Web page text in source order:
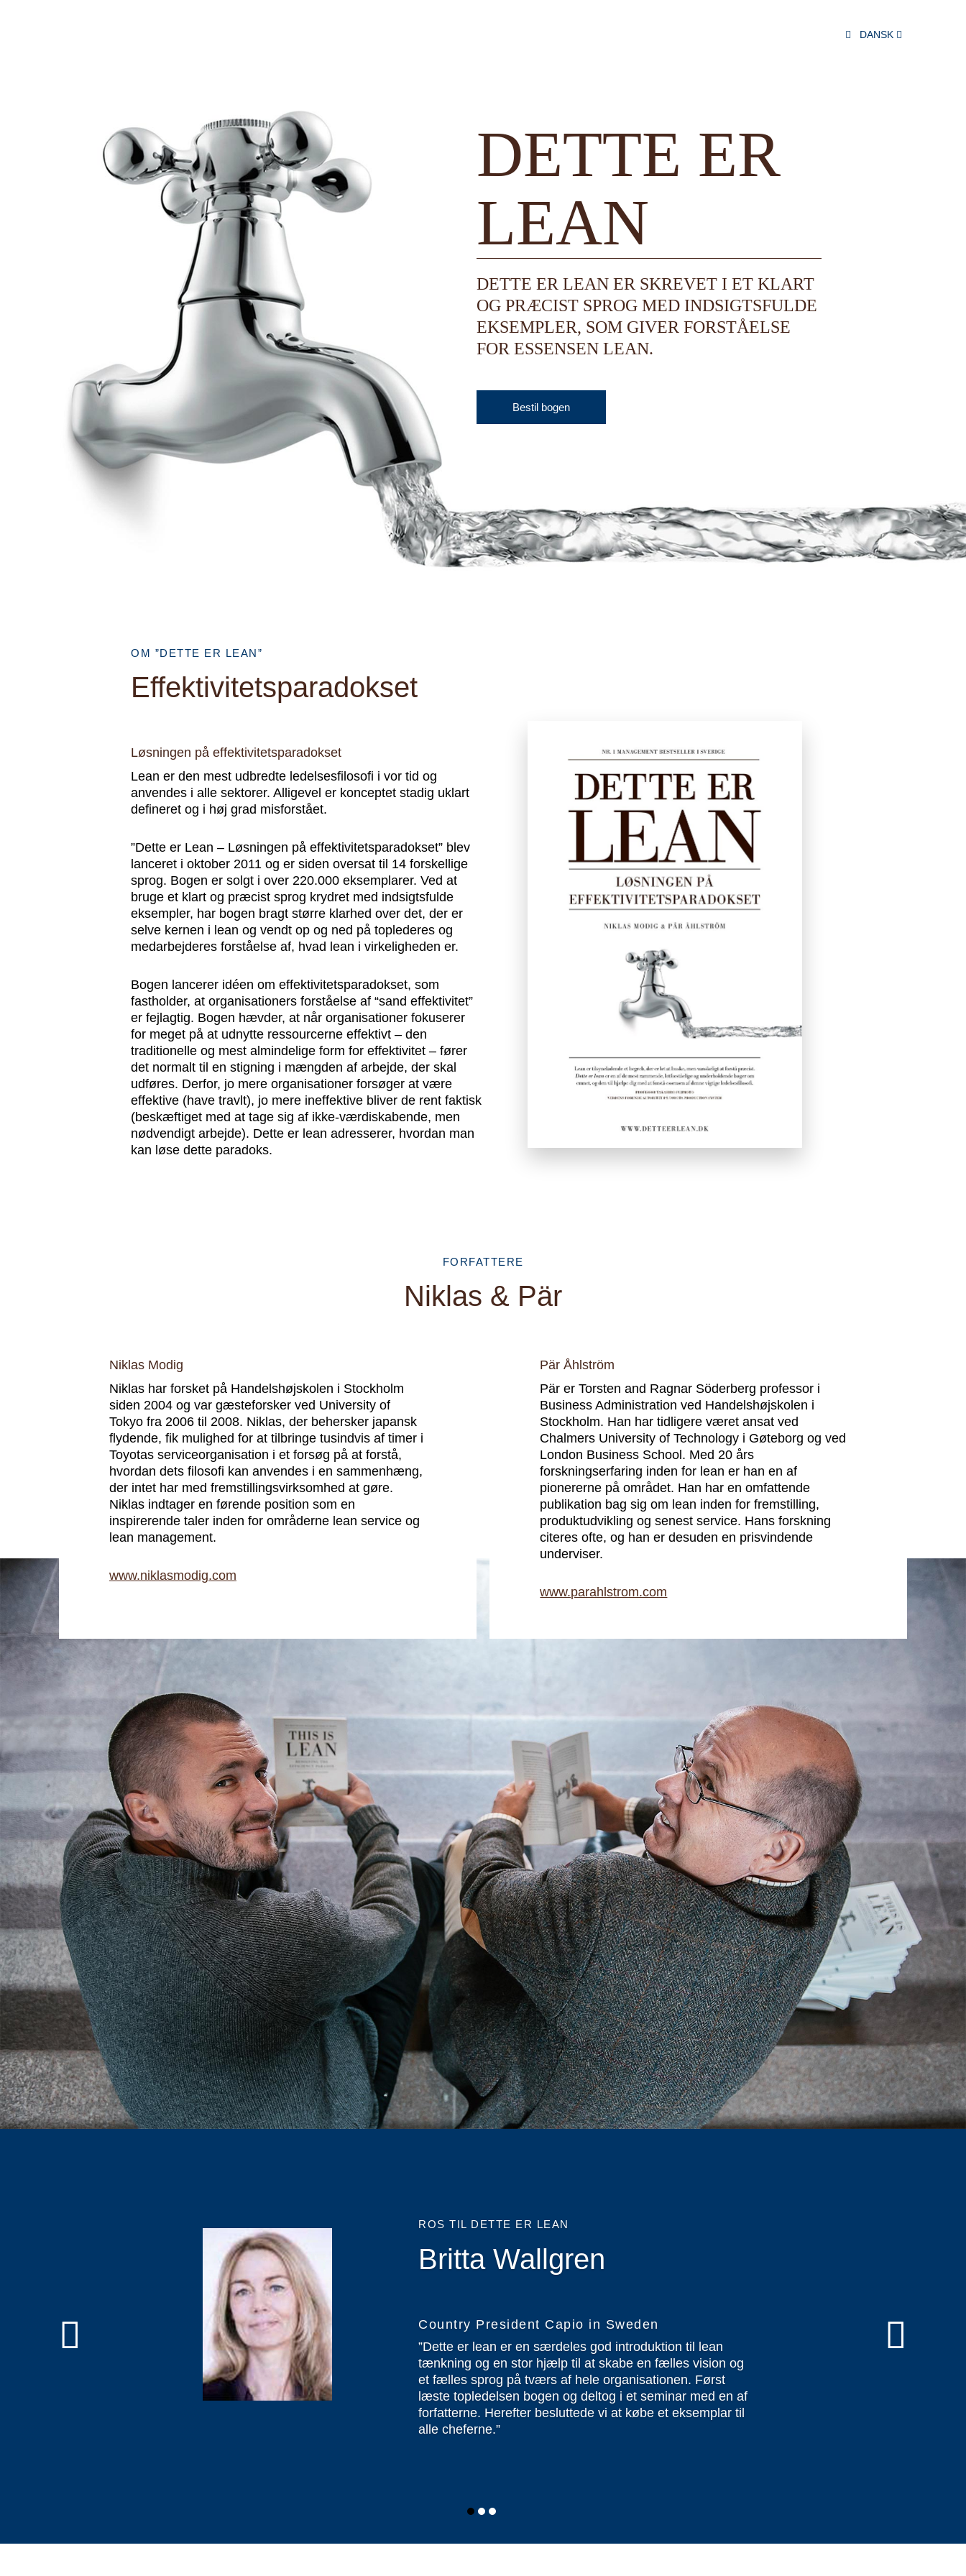
DANSK
DETTE ER
LEAN
DETTE ER LEAN ER SKREVET I ET KLART
OG PRÆCIST SPROG MED INDSIGTSFULDE
EKSEMPLER, SOM GIVER FORSTÅELSE
FOR ESSENSEN LEAN.
Bestil bogen
OM ”DETTE ER LEAN”
Effektivitetsparadokset
Løsningen på effektivitetsparadokset
Lean er den mest udbredte ledelsesfilosofi i vor tid og
anvendes i alle sektorer. Alligevel er konceptet stadig uklart
defineret og i høj grad misforstået.
”Dette er Lean – Løsningen på effektivitetsparadokset” blev
lanceret i oktober 2011 og er siden oversat til 14 forskellige
sprog. Bogen er solgt i over 220.000 eksemplarer. Ved at
bruge et klart og præcist sprog krydret med indsigtsfulde
eksempler, har bogen bragt større klarhed over det, der er
selve kernen i lean og vendt op og ned på toplederes og
medarbejderes forståelse af, hvad lean i virkeligheden er.
Bogen lancerer idéen om effektivitetsparadokset, som
fastholder, at organisationers forståelse af “sand effektivitet”
er fejlagtig. Bogen hævder, at når organisationer fokuserer
for meget på at udnytte ressourcerne effektivt – den
traditionelle og mest almindelige form for effektivitet – fører
det normalt til en stigning i mængden af arbejde, der skal
udføres. Derfor, jo mere organisationer forsøger at være
effektive (have travlt), jo mere ineffektive bliver de rent faktisk
(beskæftiget med at tage sig af ikke-værdiskabende, men
nødvendigt arbejde). Dette er lean adresserer, hvordan man
kan løse dette paradoks.
FORFATTERE
Niklas & Pär
Niklas Modig
Niklas har forsket på Handelshøjskolen i Stockholm
siden 2004 og var gæsteforsker ved University of
Tokyo fra 2006 til 2008. Niklas, der behersker japansk
flydende, fik mulighed for at tilbringe tusindvis af timer i
Toyotas serviceorganisation i et forsøg på at forstå,
hvordan dets filosofi kan anvendes i en sammenhæng,
der intet har med fremstillingsvirksomhed at gøre.
Niklas indtager en førende position som en
inspirerende taler inden for områderne lean service og
lean management.
www.niklasmodig.com
Pär Åhlström
Pär er Torsten and Ragnar Söderberg professor i
Business Administration ved Handelshøjskolen i
Stockholm. Han har tidligere været ansat ved
Chalmers University of Technology i Gøteborg og ved
London Business School. Med 20 års
forskningserfaring inden for lean er han en af
pionererne på området. Han har en omfattende
publikation bag sig om lean inden for fremstilling,
produktudvikling og senest service. Hans forskning
citeres ofte, og han er desuden en prisvindende
underviser.
www.parahlstrom.com
Britta Wallgren
Country President Capio in Sweden
”Dette er lean er en særdeles god introduktion til lean
tænkning og en stor hjælp til at skabe en fælles vision og
et fælles sprog på tværs af hele organisationen. Først
læste topledelsen bogen og deltog i et seminar med en af
forfatterne. Herefter besluttede vi at købe et eksemplar til
alle cheferne.”